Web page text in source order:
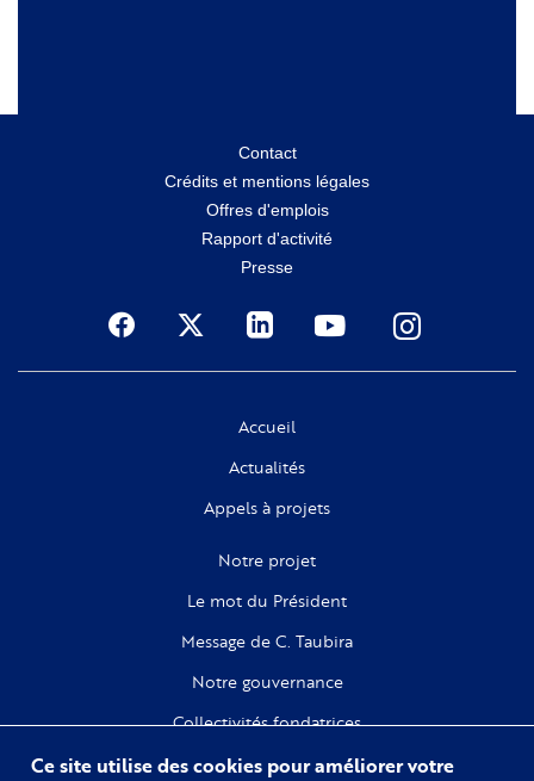
Contact
Crédits et mentions légales
Offres d'emplois
Rapport d'activité
Presse
Social
Accueil
Actualités
Appels à projets
Notre projet
Le mot du Président
Message de C. Taubira
Notre gouvernance
Collectivités fondatrices
Recherche
Ce site utilise des cookies pour améliorer votre